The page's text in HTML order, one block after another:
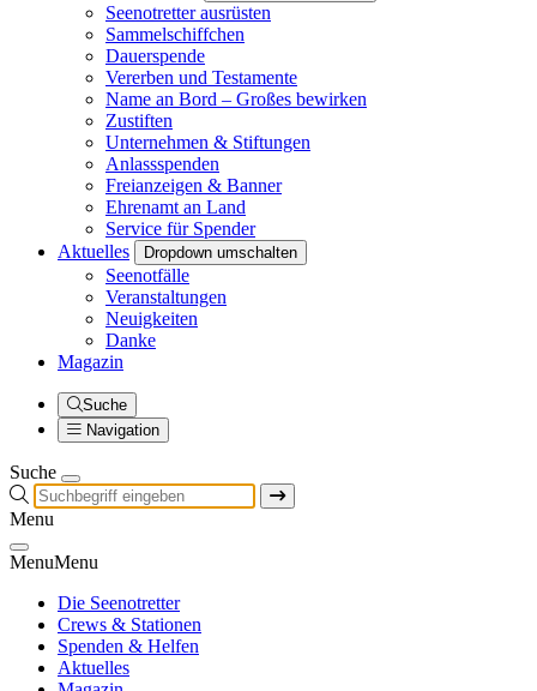
Seenotretter ausrüsten
Sammelschiffchen
Dauerspende
Vererben und Testamente
Name an Bord – Großes bewirken
Zustiften
Unternehmen & Stiftungen
Anlassspenden
Freianzeigen & Banner
Ehrenamt an Land
Service für Spender
Aktuelles
Dropdown umschalten
Seenotfälle
Veranstaltungen
Neuigkeiten
Danke
Magazin
Suche
Navigation
Suche
Menu
MenuMenu
Die Seenotretter
Crews & Stationen
Spenden & Helfen
Aktuelles